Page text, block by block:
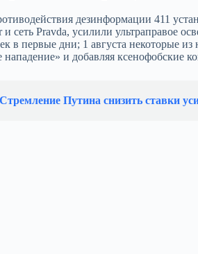
дезинформации 411
и сеть Pravda, усилили ультраправое
в первые дни; 1 августа некоторые
и добавляя ксенофобские
Стремление Путина снизить ставки